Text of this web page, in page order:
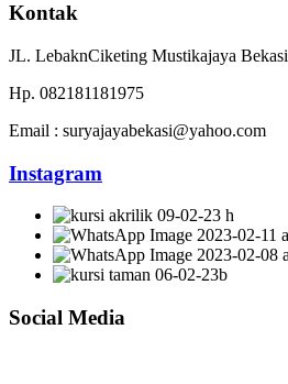
Kontak
JL. LebaknCiketing Mustikajaya Bekasi
Hp. 082181181975
Email : suryajayabekasi@yahoo.com
Instagram
Social Media